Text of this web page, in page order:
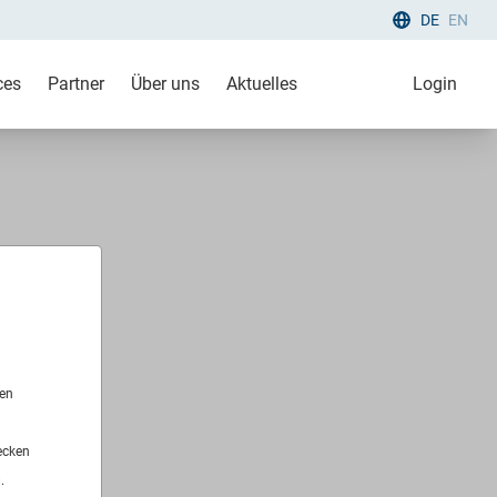
DE EN
Partner Über uns Aktuelles Login